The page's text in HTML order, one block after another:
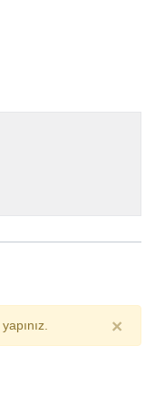
yapınız. ×